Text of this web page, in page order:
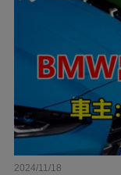
2024/11/18